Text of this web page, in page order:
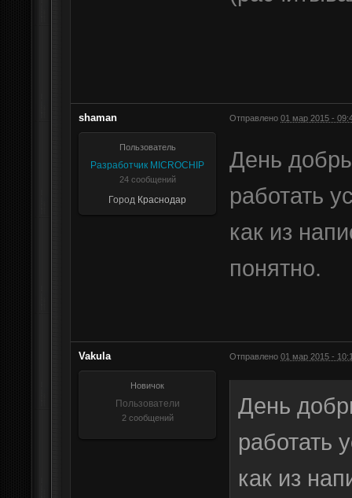
shaman Отправлено 01 мар 2015 -
Пользователь
Разработчик MICROCHIP
24 сообщений
Город Краснодар
День
работать
как из
понятно.
Vakula Отправлено 01 мар 2015 -
Новичок
Пользователи
2 сообщений
День
работать
как из